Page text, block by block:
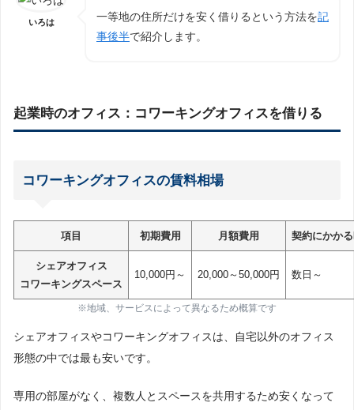
いろは 一等地の住所だけを安く借りるという方法を記
事後半で紹介します。
起業時のオフィス：コワーキングオフィスを借りる
コワーキングオフィスの賃料相場
項目 初期費用 月額費用 契約にかか
シェアオフィス
コワーキングスペース
10,000円～ 20,000～50,000円 数日～
※地域、サービスによって異なるため概算です
シェアオフィスやコワーキングオフィスは、自宅以外のオフィス
形態の中では最も安いです。
専用の部屋がなく、複数人とスペースを共用するため安くなって